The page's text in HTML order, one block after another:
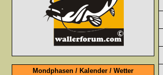
Mondphasen / Kalender / Wetter